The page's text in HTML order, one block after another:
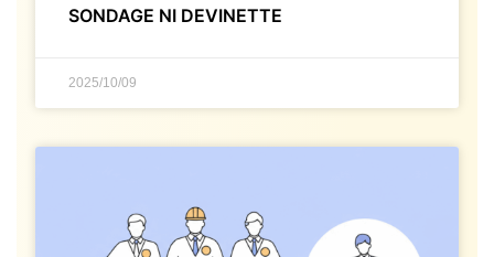
SONDAGE NI DEVINETTE
2025/10/09